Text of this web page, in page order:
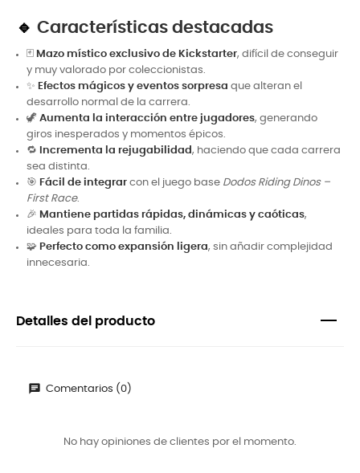
🔹 Características destacadas
🃏 Mazo místico exclusivo de Kickstarter, difícil de conseguir
y muy valorado por coleccionistas.
✨ Efectos mágicos y eventos sorpresa que alteran el
desarrollo normal de la carrera.
🦖 Aumenta la interacción entre jugadores, generando
giros inesperados y momentos épicos.
🔁
Incrementa la rejugabilidad , haciendo que cada carrera
sea distinta.
🎯 Fácil de integrar con el juego base Dodos Riding Dinos –
First Race.
🎉 Mantiene partidas rápidas, dinámicas y caóticas,
ideales para toda la familia.
🧩 Perfecto como expansión ligera, sin añadir complejidad
innecesaria.
Detalles del producto
Comentarios (0)
No hay opiniones de clientes por el momento.